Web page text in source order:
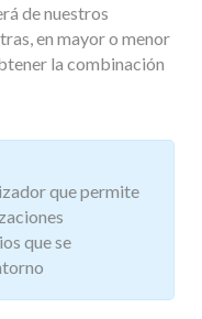
de nuestros
en mayor o menor
la combinación
que permite
que se